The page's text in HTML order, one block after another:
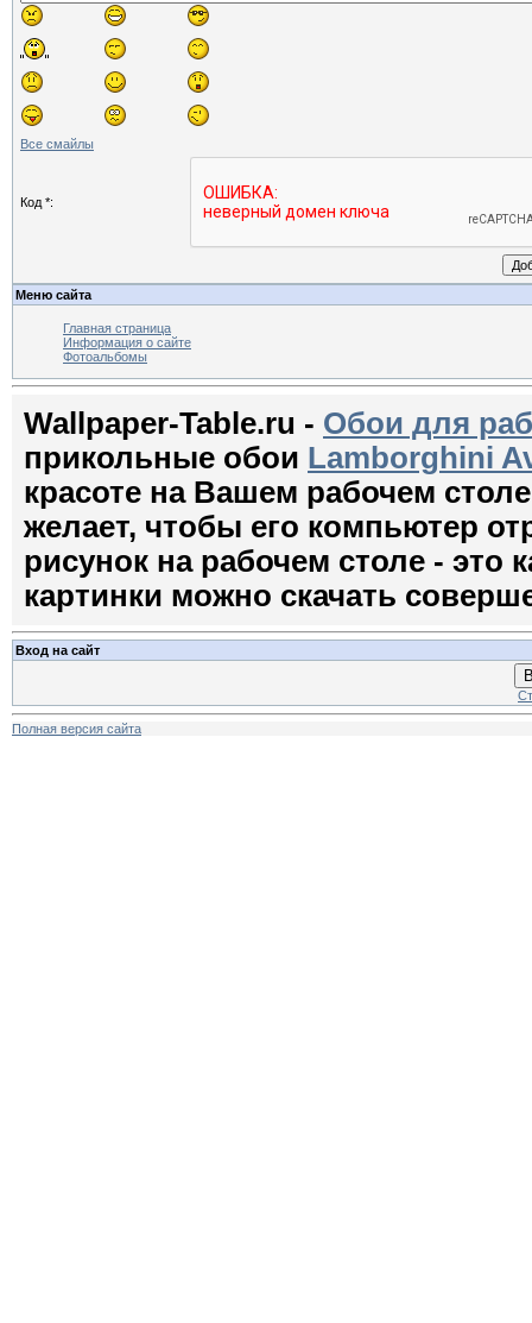
Все смайлы
Код *:
Меню сайта
Главная страница
Информация о сайте
Фотоальбомы
Wallpaper-Table.ru - Обои для
прикольные обои Lamborghini
красоте на Вашем рабочем
желает, чтобы его компьютер
рисунок на рабочем столе - это
картинки можно скачать
Вход на сайт
Полная версия сайта